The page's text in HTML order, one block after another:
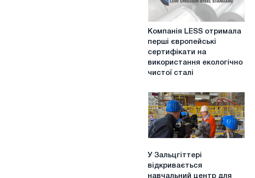
отримала
перші
європейські
використання
екологічно
чистої
сталі
Компанія LESS отримала
перші європейські
сертифікати на
використання екологічно
чистої сталі
У
Зальцгіттері
відкривається
У Зальцгіттері
відкривається
навчальний центр для